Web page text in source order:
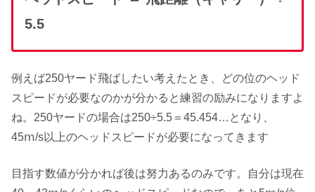
5.5
例えば250ヤード飛ばしたい考えたとき、どの位のヘッド
スピードが必要なのかが分かると練習の励みになりますよ
ね。250ヤードの場合は250÷5.5＝45.454…となり、
45ⅿ/s以上のヘッドスピードが必要になってきます
目指す数値が分かれば後は努力あるのみです。自分は現在